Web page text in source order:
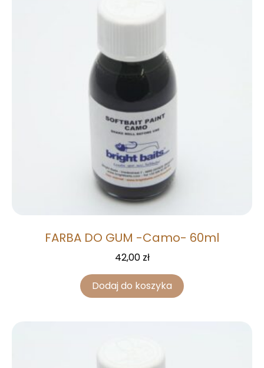
FARBA DO GUM -Camo- 60ml
42,00 zł
Dodaj do koszyka